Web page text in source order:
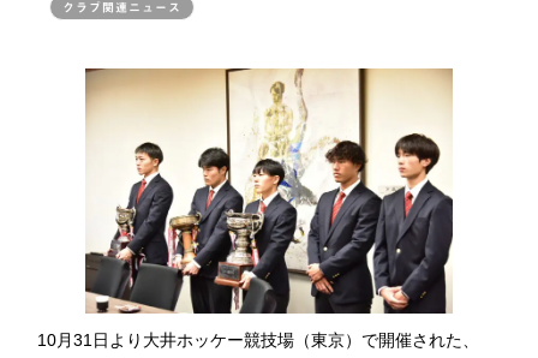
クラブ関連ニュース
10月31日より大井ホッケー競技場（東京）で開催された、